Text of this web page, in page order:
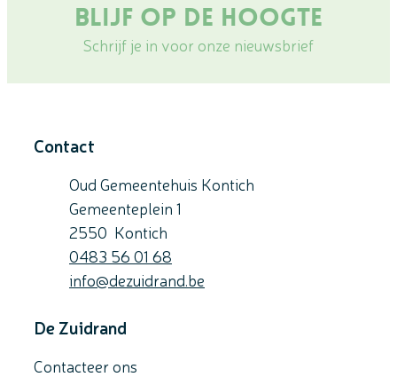
Blijf op de hoogte
Schrijf je in voor onze nieuwsbrief
Contact
Oud Gemeentehuis Kontich
Gemeenteplein 1
,
2550 Kontich
0483 56 01 68
E-mailinfo@dezuidrand.be
De Zuidrand
Contacteer ons